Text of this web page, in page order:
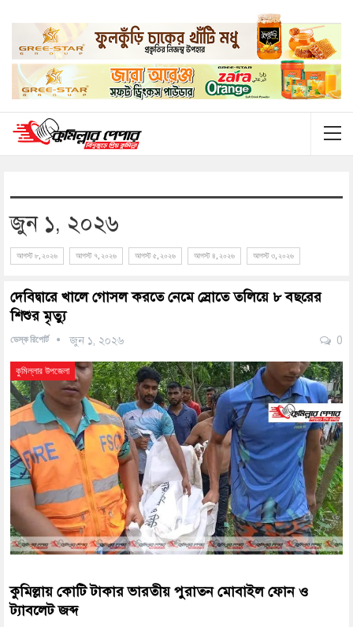
জুন ১, ২০২৬
আগস্ট ৮, ২০২৬ আগস্ট ৭, ২০২৬ আগস্ট ৫, ২০২৬ আগস্ট ৪, ২০২৬ আগস্ট ৩, ২০২৬
দেবিদ্বারে খালে গোসল করতে নেমে স্রোতে তলিয়ে ৮ বছরের
শিশুর মৃত্যু
ডেস্ক রিপোর্ট জুন ১, ২০২৬ 0
কুমিল্লার উপজেলা
কুমিল্লায় কোটি টাকার ভারতীয় পুরাতন মোবাইল ফোন ও
ট্যাবলেট জব্দ